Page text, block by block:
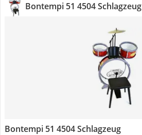
Bontempi 51 4504 Schlagzeug
Bontempi 51 4504 Schlagzeug